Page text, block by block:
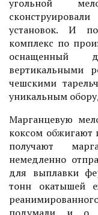
угольной
установок. И
комплекс по
оснащенный
вертикальными
чешскими
уникальным
Марганцевую
коксом обжигают
получают
немедленно
для выплавки
тонн окатышей